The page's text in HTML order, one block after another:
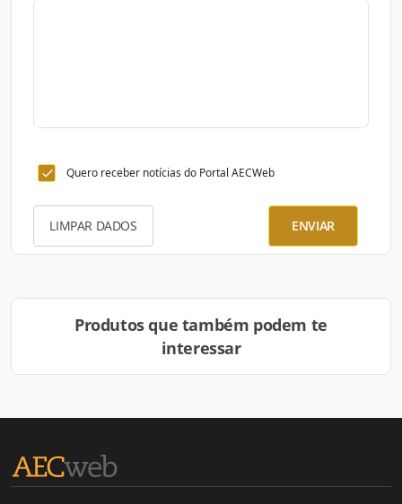
Quero receber notícias do Portal AECWeb
LIMPAR DADOS ENVIAR
Produtos que também podem te
interessar